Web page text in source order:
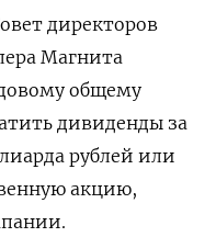
директоров
Магнита
общему
дивиденды за
рублей или
акцию,